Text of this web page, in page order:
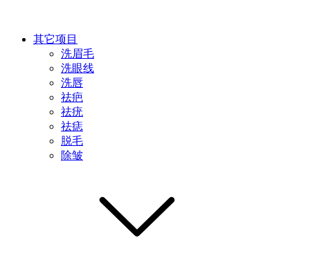
其它项目
洗眉毛
洗眼线
洗唇
祛疤
祛疣
祛痣
脱毛
除皱